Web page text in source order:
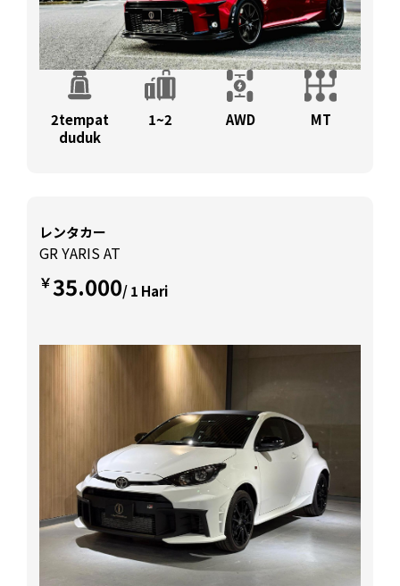
2tempat
duduk
1~2 AWD MT
レンタカー
GR YARIS AT
￥35.000/ 1 Hari